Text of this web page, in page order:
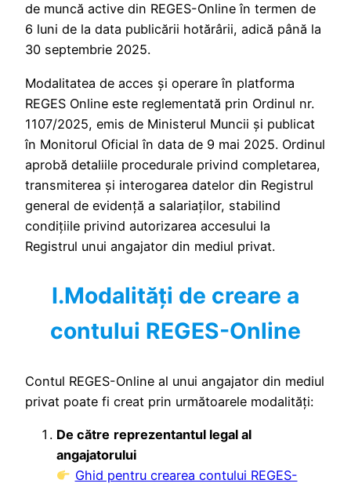
de muncă active din REGES-Online în termen de
6 luni de la data publicării hotărârii, adică până la
30 septembrie 2025.
Modalitatea de acces și operare în platforma
REGES Online este reglementată prin Ordinul nr.
1107/2025, emis de Ministerul Muncii și publicat
în Monitorul Oficial în data de 9 mai 2025. Ordinul
aprobă detaliile procedurale privind completarea,
transmiterea și interogarea datelor din Registrul
general de evidență a salariaților, stabilind
condițiile privind autorizarea accesului la
Registrul unui angajator din mediul privat.
I.Modalități de creare a
contului REGES-Online
Contul REGES-Online al unui angajator din mediul
privat poate fi creat prin următoarele modalități:
De către reprezentantul legal al
angajatorului
Ghid pentru crearea contului REGES-